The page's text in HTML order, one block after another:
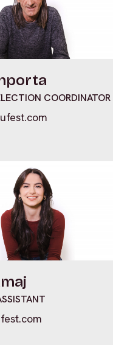
COORDINATOR